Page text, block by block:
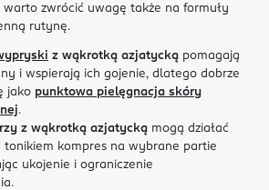
warto zwrócić uwagę także na formuły
rutynę.
z wąkrotką azjatycką pomagają
i wspierają ich gojenie, dlatego dobrze
jako punktowa pielęgnacja skóry
.
z wąkrotką azjatycką mogą działać
tonikiem kompres na wybrane partie
ukojenie i ograniczenie